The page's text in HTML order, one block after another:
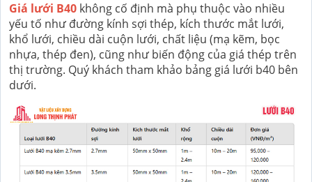
Giá lưới B40 không cố định mà phụ thuộc vào nhiều
yếu tố như đường kính sợi thép, kích thước mắt lưới,
khổ lưới, chiều dài cuộn lưới, chất liệu (mạ kẽm, bọc
nhựa, thép đen), cũng như biến động của giá thép trên
thị trường. Quý khách tham khảo bảng giá lưới b40 bên
dưới.